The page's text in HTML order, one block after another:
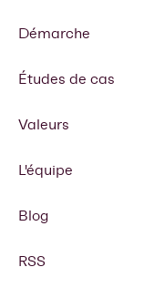
Démarche
Études de cas
Valeurs
L'équipe
Blog
RSS